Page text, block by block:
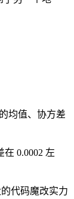
均值、协方差
0.0002 左
代码魔改实力